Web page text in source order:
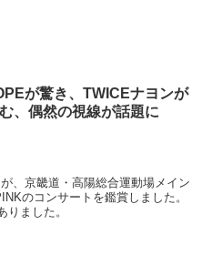
が驚き、TWICEナヨンが
、偶然の視線が話題に
、京畿道・高陽総合運動場メイン
のコンサートを鑑賞しました。
りました。